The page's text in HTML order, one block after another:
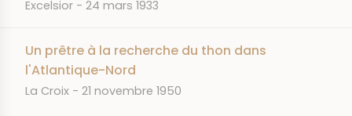
Excelsior 24 mars 1933
Un prêtre à la recherche du thon dans
l'Atlantique-Nord
JOURNAL
La Croix DATE
21 novembre 1950